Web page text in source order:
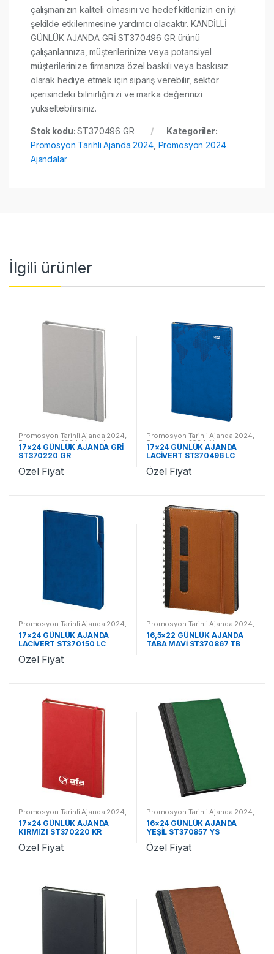
çalışmanızın kaliteli olmasını ve hedef kitlenizin en iyi
şekilde etkilenmesine yardımcı olacaktır. KANDİLLİ
GÜNLÜK AJANDA GRİ ST370496 GR ürünü
çalışanlarınıza, müşterilerinize veya potansiyel
müşterilerinize firmanıza özel baskılı veya baskısız
olarak hediye etmek için sipariş verebilir, sektör
içerisindeki bilinirliğinizi ve marka değerinizi
yükseltebilirsiniz.
Stok kodu:ST370496 GR
Kategoriler:
Promosyon Tarihli Ajanda 2024, Promosyon 2024
Ajandalar
İlgili ürünler
Promosyon Tarihli Ajanda 2024,
Promosyon 2024 Ajandalar
17×24 GÜNLÜK AJANDA GRİ
ST370220 GR
Özel Fiyat
Promosyon Tarihli Ajanda 2024,
Promosyon 2024 Ajandalar
17×24 GÜNLÜK AJANDA
LACİVERT ST370496 LC
Özel Fiyat
Promosyon Tarihli Ajanda 2024,
Promosyon 2024 Ajandalar
17×24 GÜNLÜK AJANDA
LACİVERT ST370150 LC
Özel Fiyat
Promosyon Tarihli Ajanda 2024,
Promosyon 2024 Ajandalar
16,5×22 GÜNLÜK AJANDA
TABA MAVİ ST370867 TB
Promosyon Tarihli Ajanda 2024
Promosyon 2024 Ajandalar
17×24 GÜNLÜK AJANDA
KIRMIZI ST370220 KR
Özel Fiyat
Promosyon Tarihli Ajanda 2024
Promosyon 2024 Ajandalar
16×24 GÜNLÜK AJANDA
YEŞİL ST370857 YS
Özel Fiyat